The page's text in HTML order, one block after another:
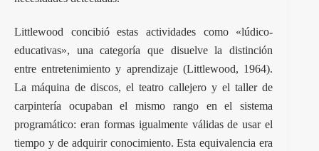
Littlewood concibió estas actividades como «lúdico-
educativas», una categoría que disuelve la distinción
entre entretenimiento y aprendizaje (Littlewood, 1964).
La máquina de discos, el teatro callejero y el taller de
carpintería ocupaban el mismo rango en el sistema
programático: eran formas igualmente válidas de usar el
tiempo y de adquirir conocimiento. Esta equivalencia era